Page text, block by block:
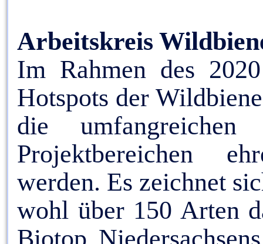
Arbeitskreis
Im Rahmen des
Hotspots der
die
Projektbereichen
werden. Es zeichnet
wohl über 150 Arten